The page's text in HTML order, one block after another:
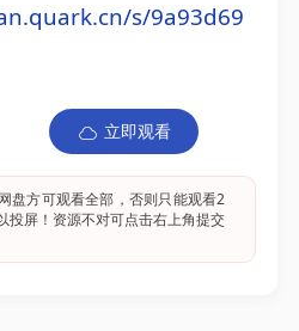
s/9a93d69
立即观看
盘方可观看全部，否则只能观看2
投屏！资源不对可点击右上角提交